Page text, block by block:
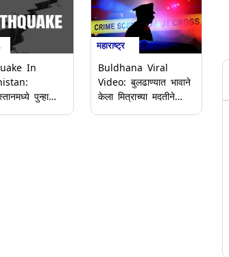
In
पुन्हा
महाराष्ट्र
Buldhana Viral
Video: बुलढाण्यात भावाने
केला मित्राच्या मदतीने